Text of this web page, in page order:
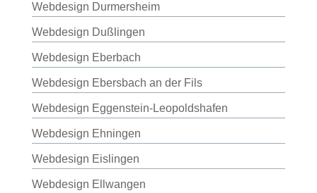
Webdesign Durmersheim
Webdesign Dußlingen
Webdesign Eberbach
Webdesign Ebersbach an der Fils
Webdesign Eggenstein-Leopoldshafen
Webdesign Ehningen
Webdesign Eislingen
Webdesign Ellwangen